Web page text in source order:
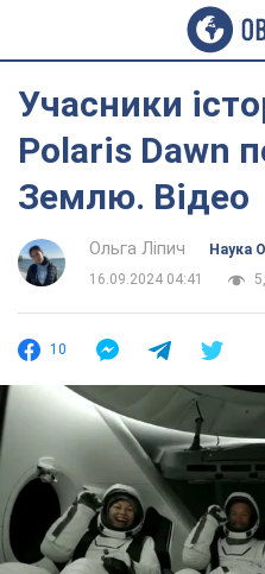
Учасники
Polaris Dawn
Землю. Відео
Ольга Ліпич
Наука
16.09.2024 04:41
10